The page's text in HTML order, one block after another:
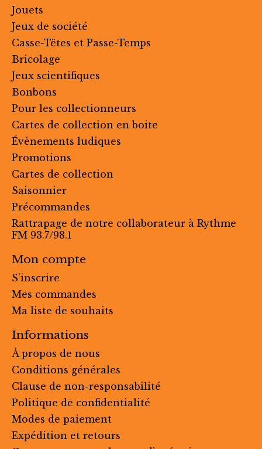
Jouets
Jeux de société
Casse-Têtes et Passe-Temps
Bricolage
Jeux scientifiques
Bonbons
Pour les collectionneurs
Cartes de collection en boite
Évènements ludiques
Promotions
Cartes de collection
Saisonnier
Précommandes
Rattrapage de notre collaborateur à Rythme
FM 93.7/98.1
Mon compte
S'inscrire
Mes commandes
Ma liste de souhaits
Informations
À propos de nous
Conditions générales
Clause de non-responsabilité
Politique de confidentialité
Modes de paiement
Expédition et retours